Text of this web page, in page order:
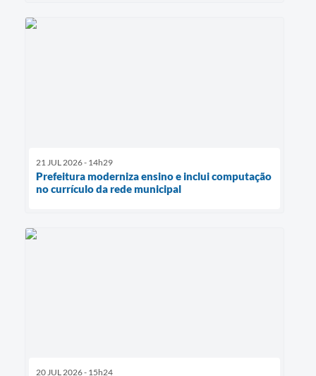
21 JUL 2026 - 14h29
Prefeitura moderniza ensino e inclui computação
no currículo da rede municipal
20 JUL 2026 - 15h24